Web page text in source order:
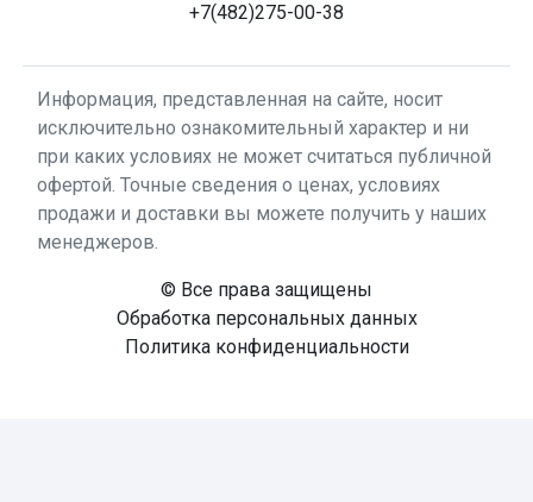
+7(482)275-00-38
Информация, представленная на сайте, носит
исключительно ознакомительный характер и ни
при каких условиях не может считаться публичной
офертой. Точные сведения о ценах, условиях
продажи и доставки вы можете получить у наших
менеджеров.
© Все права защищены
Обработка персональных данных
Политика конфиденциальности